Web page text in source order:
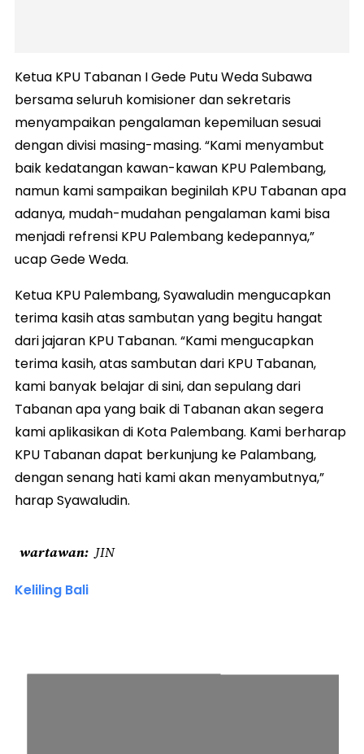
Ketua KPU Tabanan I Gede Putu Weda Subawa
bersama seluruh komisioner dan sekretaris
menyampaikan pengalaman kepemiluan sesuai
dengan divisi masing-masing. “Kami menyambut
baik kedatangan kawan-kawan KPU Palembang,
namun kami sampaikan beginilah KPU Tabanan apa
adanya, mudah-mudahan pengalaman kami bisa
menjadi refrensi KPU Palembang kedepannya,”
ucap Gede Weda.
Ketua KPU Palembang, Syawaludin mengucapkan
terima kasih atas sambutan yang begitu hangat
dari jajaran KPU Tabanan. “Kami mengucapkan
terima kasih, atas sambutan dari KPU Tabanan,
kami banyak belajar di sini, dan sepulang dari
Tabanan apa yang baik di Tabanan akan segera
kami aplikasikan di Kota Palembang. Kami berharap
KPU Tabanan dapat berkunjung ke Palambang,
dengan senang hati kami akan menyambutnya,”
harap Syawaludin.
wartawan JIN
Keliling Bali